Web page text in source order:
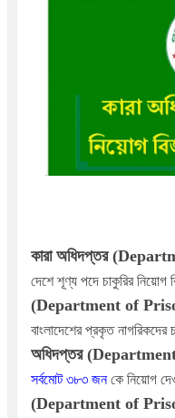
কারা অধিদপ্তর
দেশে শূণ্য পদেচাকুরির নিয়োগ
(Department of
বাংলাদেশের প্রকৃত
অধিদপ্তর
সর্বমোট ৩৮৩ জন কে নিয়োগ
(Department of